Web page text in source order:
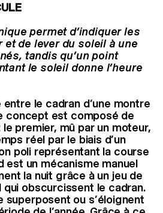
permet d’indiquer les
et de lever du soleil à une
tandis qu’un point
le soleil donne l’heure
le cadran d’une montre
concept est composé de
premier, mû par un moteur,
réel par le biais d’un
poli représentant la course
est un mécanisme manuel
la nuit grâce à un jeu de
obscurcissent le cadran.
superposent ou s’éloignent